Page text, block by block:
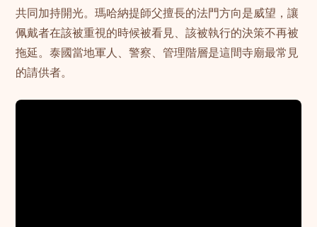
共同加持開光。瑪哈納提師父擅長的法門方向是威望，讓
佩戴者在該被重視的時候被看見、該被執行的決策不再被
拖延。泰國當地軍人、警察、管理階層是這間寺廟最常見
的請供者。